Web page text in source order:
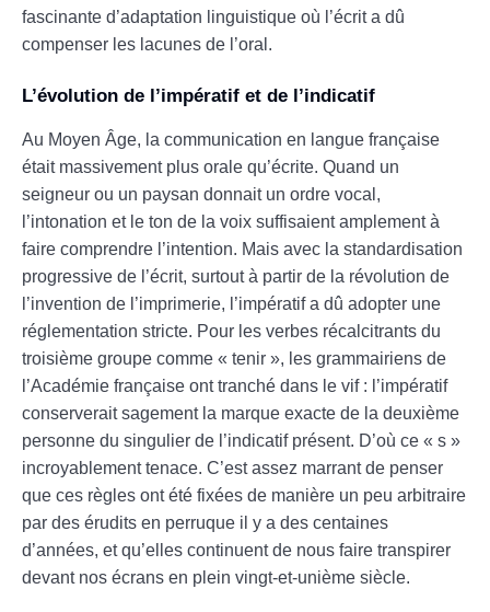
fascinante d’adaptation linguistique où l’écrit a dû
compenser les lacunes de l’oral.
L’évolution de l’impératif et de l’indicatif
Au Moyen Âge, la communication en langue française
était massivement plus orale qu’écrite. Quand un
seigneur ou un paysan donnait un ordre vocal,
l’intonation et le ton de la voix suffisaient amplement à
faire comprendre l’intention. Mais avec la standardisation
progressive de l’écrit, surtout à partir de la révolution de
l’invention de l’imprimerie, l’impératif a dû adopter une
réglementation stricte. Pour les verbes récalcitrants du
troisième groupe comme « tenir », les grammairiens de
l’Académie française ont tranché dans le vif : l’impératif
conserverait sagement la marque exacte de la deuxième
personne du singulier de l’indicatif présent. D’où ce « s »
incroyablement tenace. C’est assez marrant de penser
que ces règles ont été fixées de manière un peu arbitraire
par des érudits en perruque il y a des centaines
d’années, et qu’elles continuent de nous faire transpirer
devant nos écrans en plein vingt-et-unième siècle.